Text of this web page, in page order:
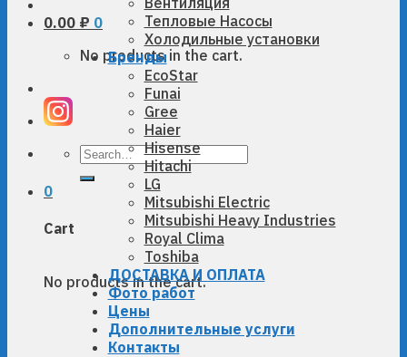
0.00 ₽ 0
No products in the cart.
Search
0
Cart
No products in the cart.
Тепловые Насосы
Холодильные установки
Бренды
EcoStar
Funai
Gree
Haier
Hisense
Hitachi
LG
Mitsubishi Electric
Mitsubishi Heavy Industries
Royal Clima
Toshiba
ДОСТАВКА И ОПЛАТА
Фото работ
Цены
Дополнительные услуги
Контакты